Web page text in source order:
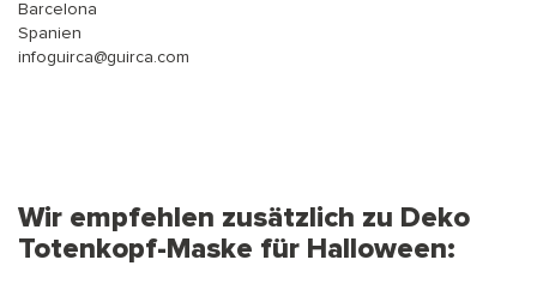
Barcelona
Spanien
infoguirca@guirca.com
Wir empfehlen zusätzlich zu Deko
Totenkopf-Maske für Halloween: